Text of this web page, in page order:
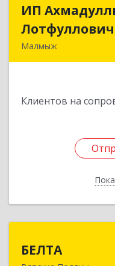
ИП
Лотфуллович
Малмыж
Клиентов на
ИП
БЕЛТА